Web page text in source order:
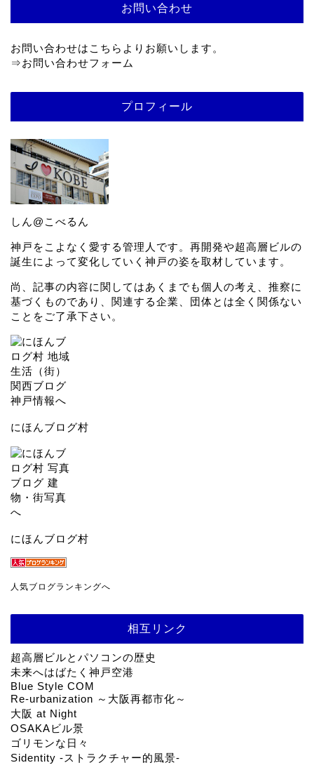
お問い合わせ
お問い合わせはこちらよりお願いします。
⇒お問い合わせフォーム
プロフィール
しん@こべるん
神戸をこよなく愛する管理人です。再開発や超高層ビルの
誕生によって変化していく神戸の姿を取材しています。
尚、記事の内容に関してはあくまでも個人の考え、推察に
基づくものであり、関連する企業、団体とは全く関係ない
ことをご了承下さい。
にほんブログ村
にほんブログ村
人気ブログランキングへ
相互リンク
超高層ビルとパソコンの歴史
未来へはばたく神戸空港
Blue Style COM
Re-urbanization ～大阪再都市化～
大阪 at Night
OSAKAビル景
ゴリモンな日々
Sidentity -ストラクチャー的風景-